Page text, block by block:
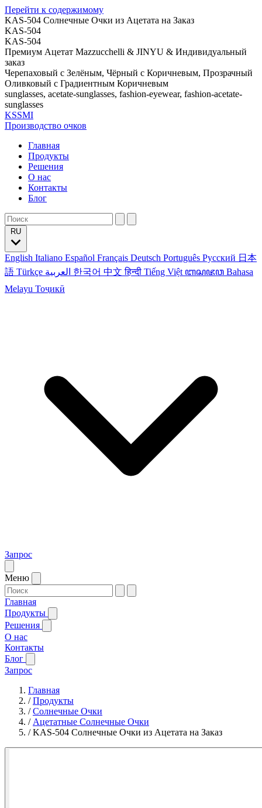
Перейти к содержимому
KAS-504 Солнечные Очки из Ацетата на Заказ
KAS-504
KAS-504
Премиум Ацетат Mazzucchelli & JINYU & Индивидуальный
заказ
Черепаховый с Зелёным, Чёрный с Коричневым, Прозрачный
Оливковый с Градиентным Коричневым
sunglasses, acetate-sunglasses, fashion-eyewear, fashion-acetate-
sunglasses
KSSMI
Производство очков
Главная
Продукты
Решения
О нас
Контакты
Блог
English Italiano Español Français Deutsch Português Русский 日本
語 Türkçe 한국어 中文हिन्दी Tiếng Việt ꦧꦱꦗꦮ Bahasa
Melayu Тоҷикӣ
Запрос
Меню
Главная
Продукты
Решения
О нас
Контакты
Блог
Запрос
Главная
/Продукты
/Солнечные Очки
/ Ацетатные Солнечные Очки
/KAS-504 Солнечные Очки из Ацетата на Заказ